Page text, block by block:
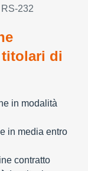
232
di
in modalità
in media entro
contratto